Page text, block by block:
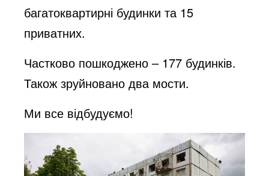
багатоквартирні будинки та 15
приватних.
Частково пошкоджено – 177 будинків.
Також зруйновано два мости.
Ми все відбудуємо!